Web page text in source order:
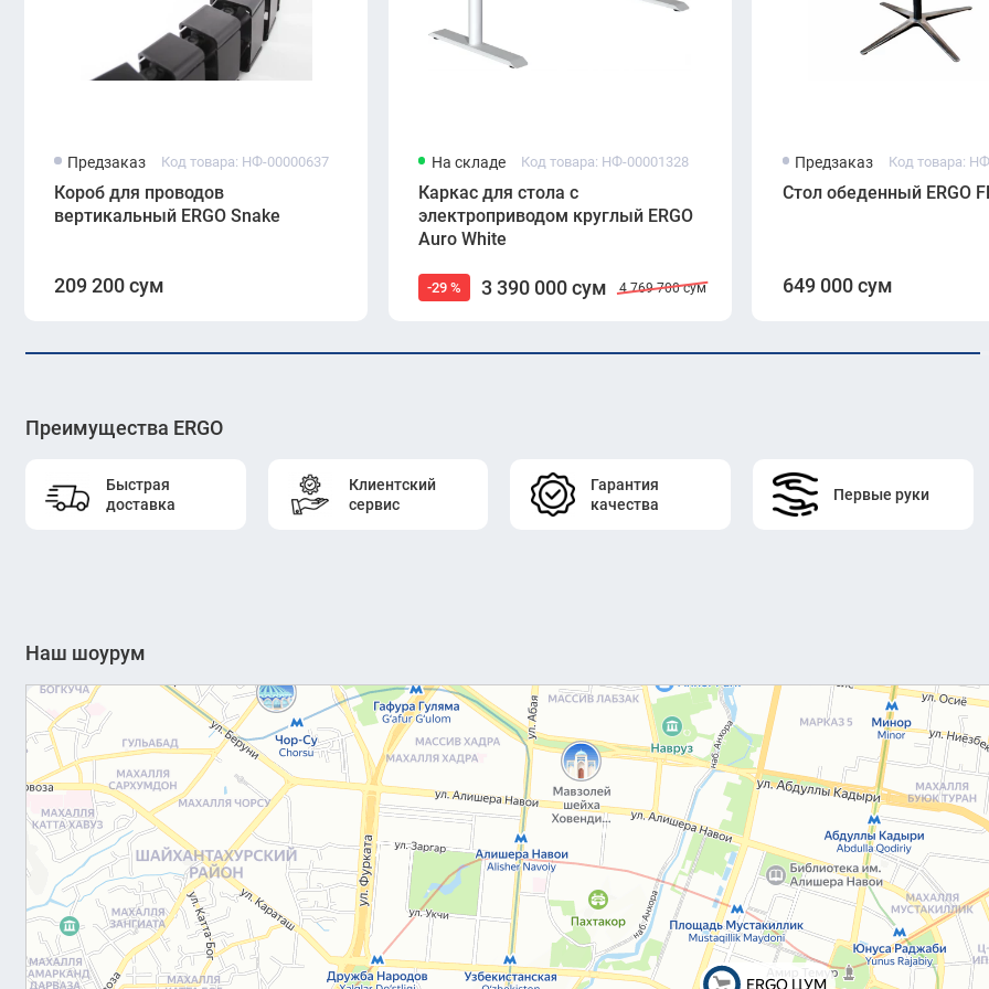
Предзаказ Код товара: НФ-00000637
Короб для проводов
вертикальный ERGO Snake
209 200 сум
На складе Код товара: НФ-00001328
Каркас для стола с
электроприводом круглый ERGO
Auro White
-29 % 3 390 000 сум 4 769 700 сум
Предзаказ Код товара:
Стол обеденный ERGO
649 000 сум
Преимущества ERGO
Быстрая
доставка
Клиентский
сервис
Гарантия
качества
Первые руки
Наш шоурум